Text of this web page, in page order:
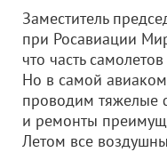
Заместитель
при Росавиации
что часть
Но в самой
проводим тяжелые
и ремонты
Летом все